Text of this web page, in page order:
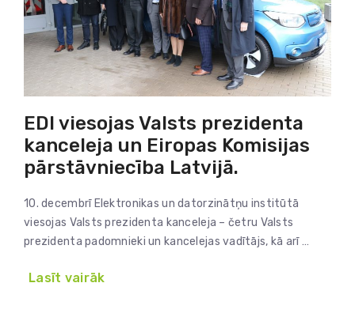
EDI viesojas Valsts prezidenta
kanceleja un Eiropas Komisijas
pārstāvniecība Latvijā.
10. decembrī Elektronikas un datorzinātņu institūtā
viesojas Valsts prezidenta kanceleja – četru Valsts
prezidenta padomnieki un kancelejas vadītājs, kā arī …
Lasīt vairāk